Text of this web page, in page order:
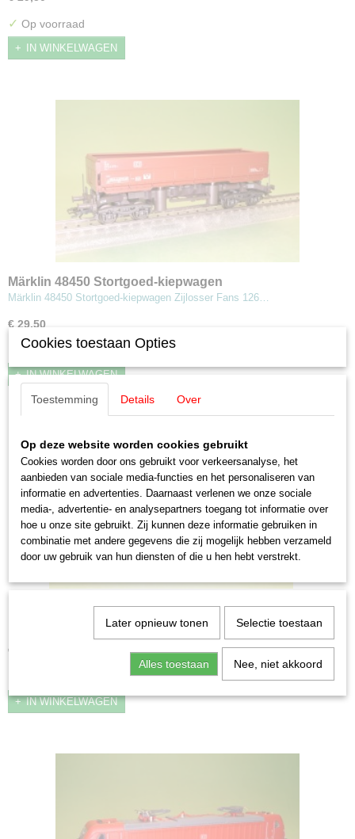
✓ Op voorraad
IN WINKELWAGEN
Märklin 48450 Stortgoed-kiepwagen
Märklin 48450 Stortgoed-kiepwagen Zijlosser Fans 126…
€ 29,50
Op voorraad
IN WINKELWAGEN
Märklin 37966 DRG serie 96 Tenderlocomotief
Märklin 37966 DRG serie 96 Tenderlocomotief ware…
€ 269,00
IN WINKELWAGEN
Cookies toestaan Opties
Toestemming Details Over
Op deze website worden cookies gebruikt
Cookies worden door ons gebruikt voor verkeersanalyse, het
aanbieden van sociale media-functies en het personaliseren van
informatie en advertenties. Daarnaast verlenen we onze sociale
media-, advertentie- en analysepartners toegang tot informatie over
hoe u onze site gebruikt. Zij kunnen deze informatie gebruiken in
combinatie met andere gegevens die zij mogelijk hebben verzameld
door uw gebruik van hun diensten of die u hen hebt verstrekt.
Later opnieuw tonen Selectie toestaan
Alles toestaan Nee, niet akkoord